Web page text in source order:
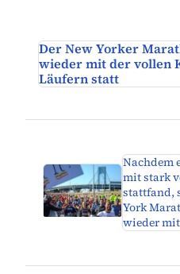
Der New Yorker
wieder mit der vollen
Läufern statt
Nachdem
mit stark
stattfand,
York
wieder